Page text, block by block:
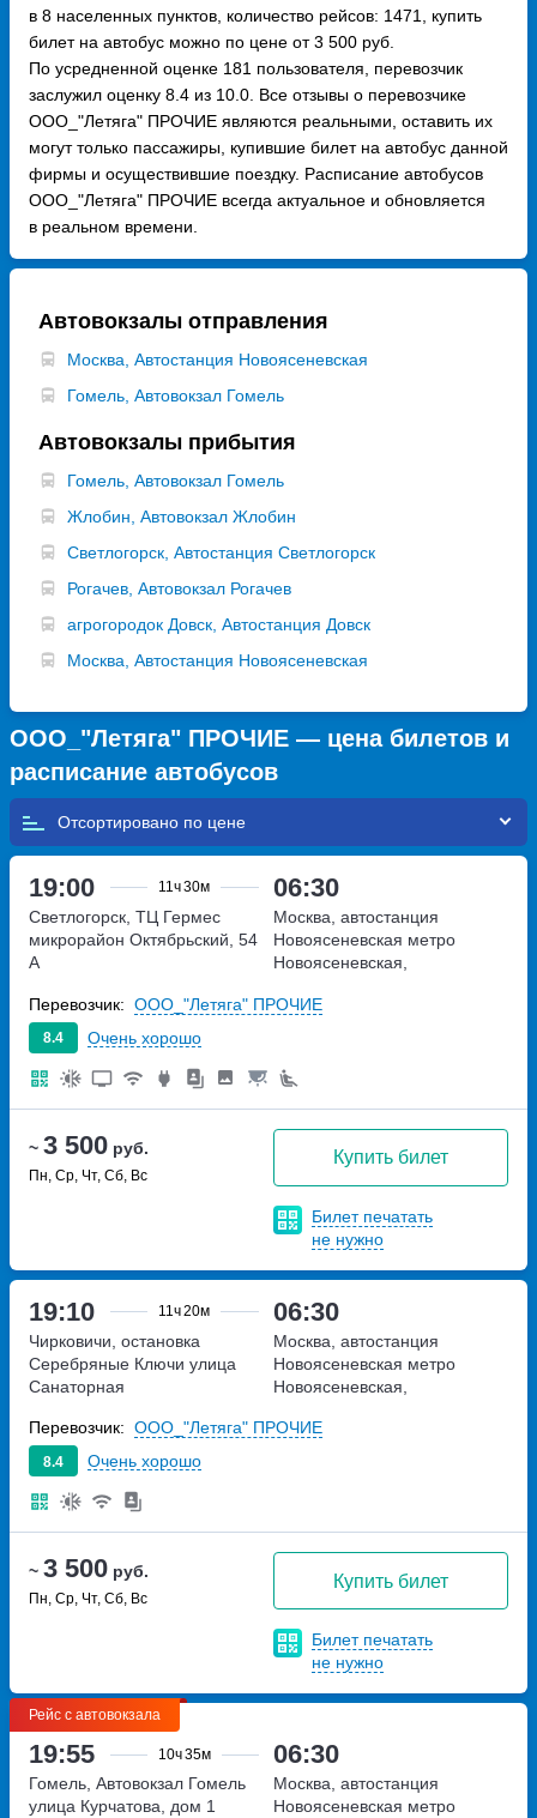
в 8 населенных пунктов, количество рейсов: 1471, купить
билет на автобус можно по цене от 3 500 руб.
По усредненной оценке 181 пользователя, перевозчик
заслужил оценку 8.4 из 10.0. Все отзывы о перевозчике
ООО_"Летяга" ПРОЧИЕ являются реальными, оставить их
могут только пассажиры, купившие билет на автобус данной
фирмы и осуществившие поездку. Расписание автобусов
ООО_"Летяга" ПРОЧИЕ всегда актуальное и обновляется
в реальном времени.
Автовокзалы отправления
Москва, Автостанция Новоясеневская
Гомель, Автовокзал Гомель
Автовокзалы прибытия
Гомель, Автовокзал Гомель
Жлобин, Автовокзал Жлобин
Светлогорск, Автостанция Светлогорск
Рогачев, Автовокзал Рогачев
агрогородок Довск, Автостанция Довск
Москва, Автостанция Новоясеневская
ООО_"Летяга" ПРОЧИЕ — цена билетов и
расписание автобусов
Отсортировано по
19:00 11ч30м 06:30
~ 3 500 руб.
Пн, Ср, Чт, Сб, Вс
Купить билет
Билет печатать
не нужно
Светлогорск, ТЦ Гермес
микрорайон Октябрьский, 54
А
Москва, автостанция
Новоясеневская метро
Новоясеневская,
владение 4
8.4 Очень хорошо
Перевозчик: ООО_"Летяга" ПРОЧИЕ
19:10 11ч20м 06:30
~ 3 500 руб.
Пн, Ср, Чт, Сб, Вс
Купить билет
Билет печатать
не нужно
Чирковичи, остановка
Серебряные Ключи улица
Санаторная
Москва, автостанция
Новоясеневская метро
Новоясеневская,
владение 4
8.4 Очень хорошо
Перевозчик: ООО_"Летяга" ПРОЧИЕ
Рейс с автовокзала
19:55 10ч35м 06:30
Гомель, Автовокзал Гомель
улица Курчатова, дом 1
Москва, автостанция
Новоясеневская метро